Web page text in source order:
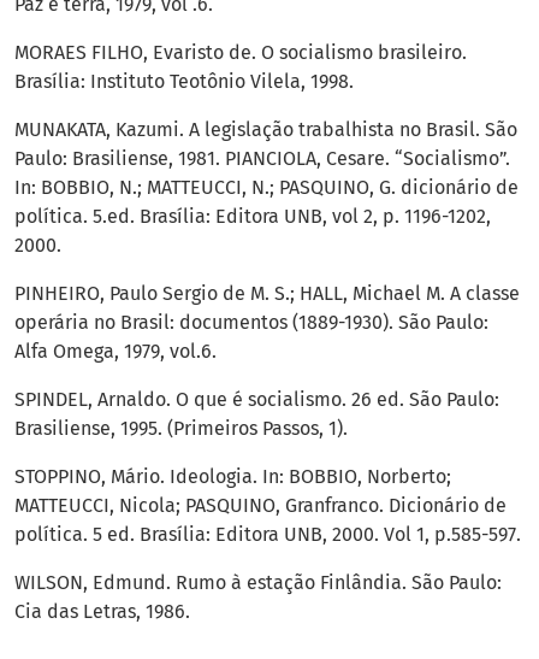
MORAES FILHO, Evaristo de. O socialismo brasileiro.
Brasília: Instituto Teotônio Vilela, 1998.
MUNAKATA, Kazumi. A legislação trabalhista no Brasil. São
Paulo: Brasiliense, 1981. PIANCIOLA, Cesare. “Socialismo”.
In: BOBBIO, N.; MATTEUCCI, N.; PASQUINO, G. dicionário de
política. 5.ed. Brasília: Editora UNB, vol 2, p. 1196-1202,
2000.
PINHEIRO, Paulo Sergio de M. S.; HALL, Michael M. A classe
operária no Brasil: documentos (1889-1930). São Paulo:
Alfa Omega, 1979, vol.6.
SPINDEL, Arnaldo. O que é socialismo. 26 ed. São Paulo:
Brasiliense, 1995. (Primeiros Passos, 1).
STOPPINO, Mário. Ideologia. In: BOBBIO, Norberto;
MATTEUCCI, Nicola; PASQUINO, Granfranco. Dicionário de
política. 5 ed. Brasília: Editora UNB, 2000. Vol 1, p.585-597.
WILSON, Edmund. Rumo à estação Finlândia. São Paulo:
Cia das Letras, 1986.